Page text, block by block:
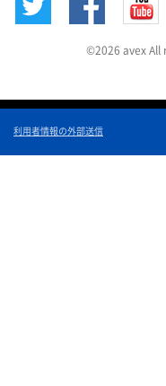
©2026 avex All
利用者情報の外部送信